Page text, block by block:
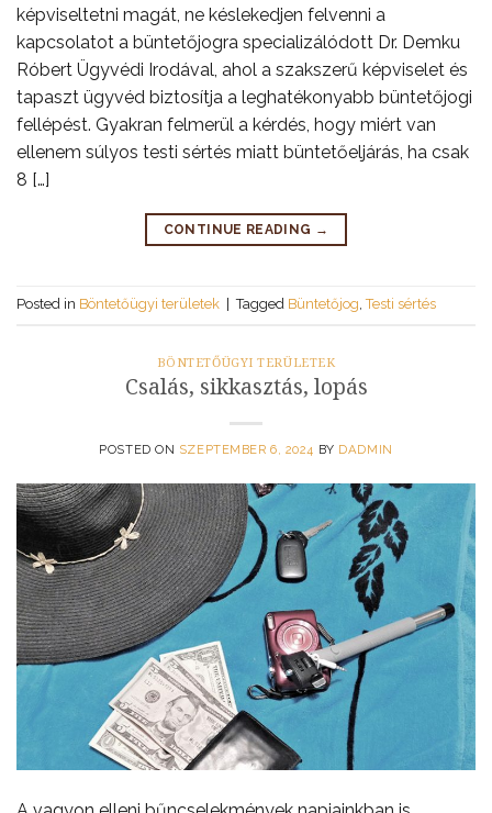
képviseltetni magát, ne késlekedjen felvenni a
kapcsolatot a büntetőjogra specializálódott Dr. Demku
Róbert Ügyvédi Irodával, ahol a szakszerű képviselet és
tapaszt ügyvéd biztosítja a leghatékonyabb büntetőjogi
fellépést. Gyakran felmerül a kérdés, hogy miért van
ellenem súlyos testi sértés miatt büntetőeljárás, ha csak
8 […]
CONTINUE READING →
Posted in Böntetőügyi területek Tagged Büntetőjog,Testi sértés
BÖNTETŐÜGYI TERÜLETEK
Csalás, sikkasztás, lopás
POSTED ON SZEPTEMBER 6, 2024 BY DADMIN